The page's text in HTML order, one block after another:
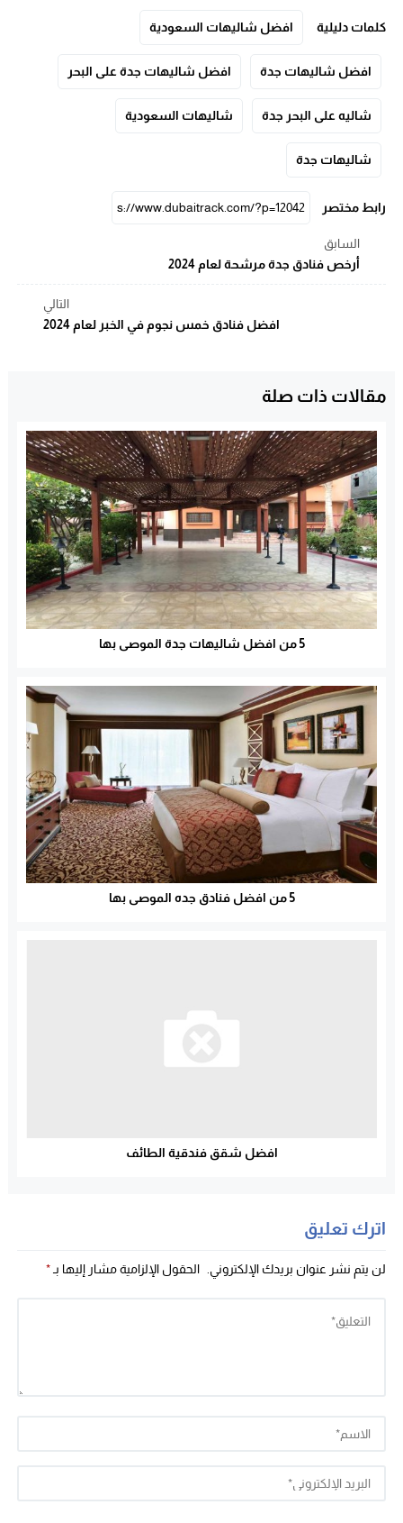
كلمات دليلية افضل شاليهات السعودية
افضل شاليهات جدة افضل شاليهات جدة على البحر
شاليه على البحر جدة شاليهات السعودية
شاليهات جدة
رابط مختصر
السابق
أرخص فنادق جدة مرشحة لعام 2024
التالي
افضل فنادق خمس نجوم في الخبر لعام 2024
مقالات ذات صلة
5 من افضل شاليهات جدة الموصى بها
5 من افضل فنادق جده الموصى بها
افضل شقق فندقية الطائف
اترك تعليق
لن يتم نشر عنوان بريدك الإلكتروني. الحقول الإلزامية مشار إليها بـ*